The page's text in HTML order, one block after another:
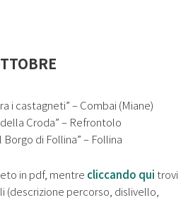
i castagneti” – Combai (Miane)
Croda” – Refrontolo
Borgo di Follina” – Follina
in pdf, mentre cliccando qui trovi
percorso, dislivello,